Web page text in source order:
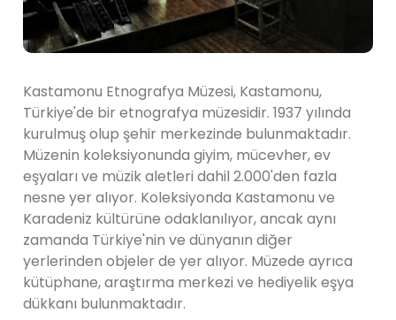
Kastamonu Etnografya Müzesi, Kastamonu,
Türkiye'de bir etnografya müzesidir. 1937 yılında
kurulmuş olup şehir merkezinde bulunmaktadır.
Müzenin koleksiyonunda giyim, mücevher, ev
eşyaları ve müzik aletleri dahil 2.000'den fazla
nesne yer alıyor. Koleksiyonda Kastamonu ve
Karadeniz kültürüne odaklanılıyor, ancak aynı
zamanda Türkiye'nin ve dünyanın diğer
yerlerinden objeler de yer alıyor. Müzede ayrıca
kütüphane, araştırma merkezi ve hediyelik eşya
dükkanı bulunmaktadır.